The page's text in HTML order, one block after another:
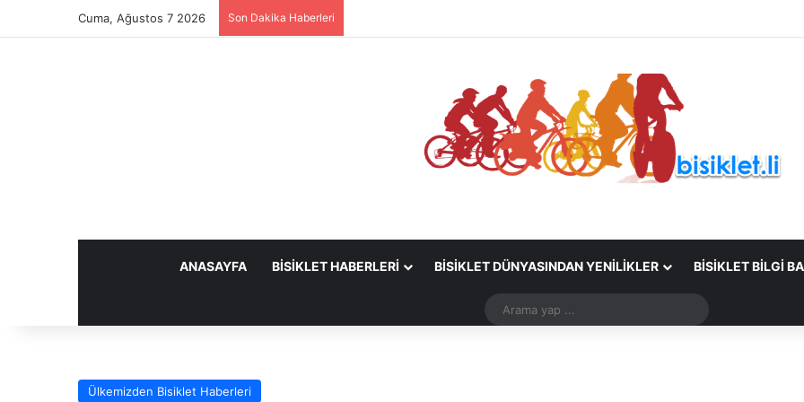
Cuma, Ağustos 7 2026 Son Dakika Haberleri
ANASAYFA BISIKLET HABERLERI BISIKLET DÜNYASINDAN YENILIKLER BISIKLET BILGI
Ülkemizden Bisiklet Haberleri